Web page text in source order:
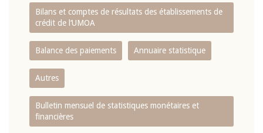
Bilans et comptes de résultats des établissements de
crédit de l‘UMOA
Balance des paiements Annuaire statistique
Autres
Bulletin mensuel de statistiques monétaires et
financières